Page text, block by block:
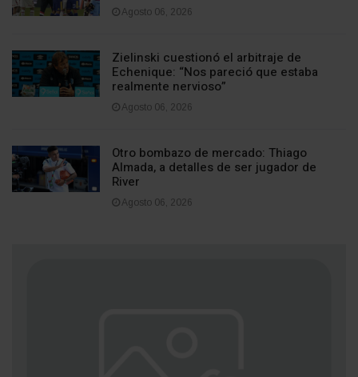
Agosto 06, 2026
Zielinski cuestionó el arbitraje de
Echenique: “Nos pareció que estaba
realmente nervioso”
Agosto 06, 2026
Otro bombazo de mercado: Thiago
Almada, a detalles de ser jugador de
River
Agosto 06, 2026